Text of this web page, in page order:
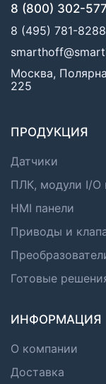
8 (800) 302-
8 (495) 781-8288
Москва,
225
ПРОДУКЦИЯ
Датчики
ПЛК, модули I/O
HMI панели
Приводы и
Готовые
ИНФОРМАЦИЯ
О компании
Доставка